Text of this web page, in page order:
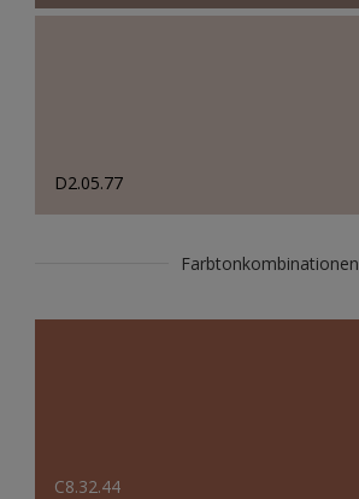
D2.05.77
Farbtonkombinationen
C8.32.44